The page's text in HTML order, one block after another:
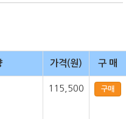
가격(원) 구 매
115,500 구매